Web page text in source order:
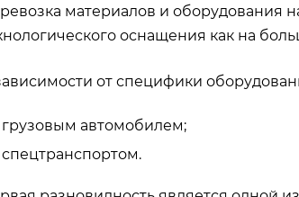
материалов и оборудования
оснащения как на
от специфики
грузовым автомобилем;
спецтранспортом.